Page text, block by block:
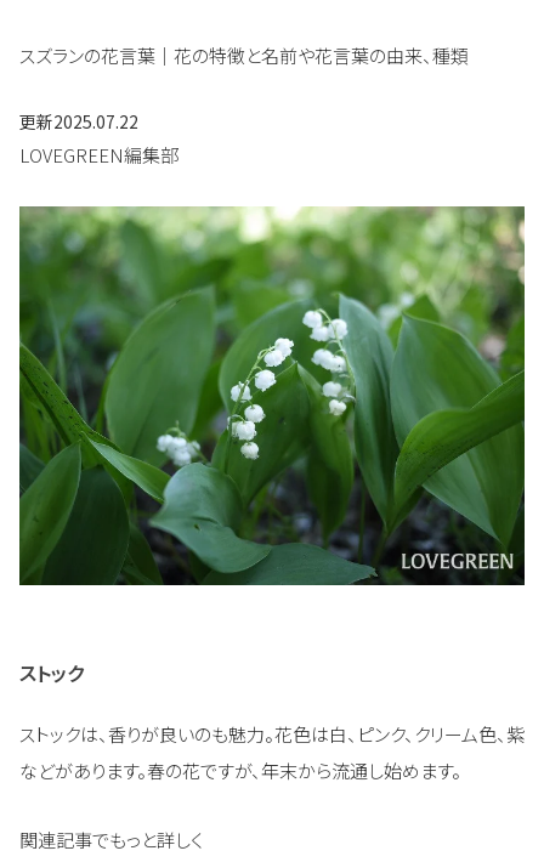
スズランの花言葉｜花の特徴と名前や花言葉の由来、種類
更新2025.07.22
LOVEGREEN編集部
ストック
ストックは、香りが良いのも魅力。花色は白、ピンク、クリーム色、紫
などがあります。春の花ですが、年末から流通し始めます。
関連記事でもっと詳しく